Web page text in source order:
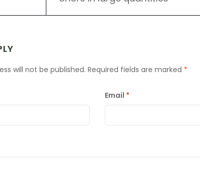
will not be published. Required fields are marked *
Email *